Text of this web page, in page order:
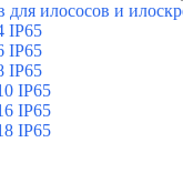
илососов и
IP65
IP65
IP65
IP65
IP65
IP65